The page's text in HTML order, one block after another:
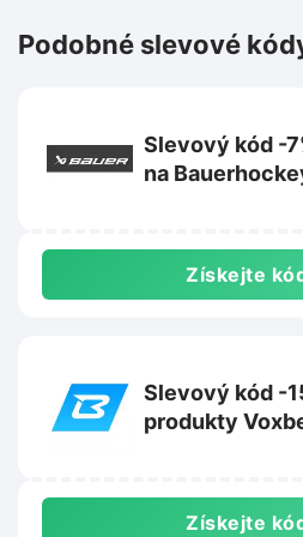
Podobné slevové
Slevový kód -
na
Získejte
Slevový kód -
produkty
Získejte